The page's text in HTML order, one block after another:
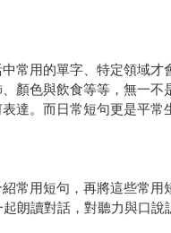
常用的單字、特定領域
顏色與飲食等等，無一
達。而日常短句更是平
常用短句，再將這些常
朗讀對話，對聽力與口說